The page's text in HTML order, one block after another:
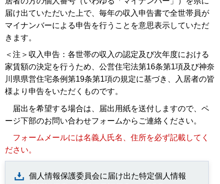
届け出ていただいた上で、毎年の収入申告書で全世帯員が
マイナンバーによる申告を行うことを意思表示していただ
きます。
＜注＞収入申告：各世帯の収入の認定及び次年度における
家賃額の決定を行うため、公営住宅法第16条第1項及び神奈
川県県営住宅条例第19条第1項の規定に基づき、入居者の皆
様より申告をいただくものです。
届出を希望する場合は、届出用紙を送付しますので、ペ
ージ下部のお問い合わせフォームからご連絡ください。
フォームメールには名義人氏名、住所を必ず記載してく
ださい。
個人情報保護委員会に届け出た特定個人情報